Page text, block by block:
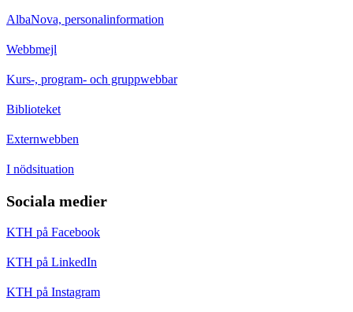
AlbaNova, personalinformation
Webbmejl
Kurs-, program- och gruppwebbar
Biblioteket
Externwebben
I nödsituation
Sociala medier
KTH på Facebook
KTH på LinkedIn
KTH på Instagram